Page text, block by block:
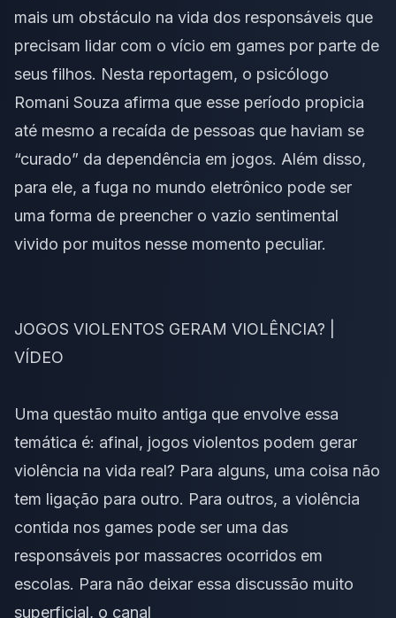
mais um obstáculo na vida dos responsáveis que
precisam lidar com o vício em games por parte de
seus filhos. Nesta reportagem, o psicólogo
Romani Souza afirma que esse período propicia
até mesmo a recaída de pessoas que haviam se
“curado” da dependência em jogos. Além disso,
para ele, a fuga no mundo eletrônico pode ser
uma forma de preencher o vazio sentimental
vivido por muitos nesse momento peculiar.
JOGOS VIOLENTOS GERAM VIOLÊNCIA? |
VÍDEO
Uma questão muito antiga que envolve essa
temática é: afinal, jogos violentos podem gerar
violência na vida real? Para alguns, uma coisa não
tem ligação para outro. Para outros, a violência
contida nos games pode ser uma das
responsáveis por massacres ocorridos em
escolas. Para não deixar essa discussão muito
superficial, o canal